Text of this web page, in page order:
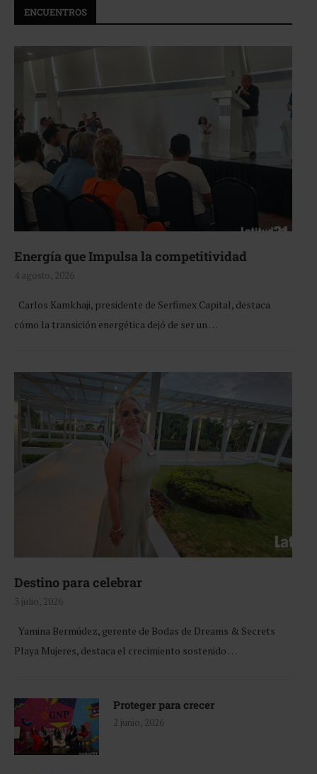
ENCUENTROS
Energía que Impulsa la competitividad
4 agosto, 2026
Carlos Kamkhaji, presidente de Serfimex Capital, destaca
cómo la transición energética dejó de ser un …
Destino para celebrar
3 julio, 2026
Yamina Bermúdez, gerente de Bodas de Dreams & Secrets
Playa Mujeres, destaca el crecimiento sostenido …
Proteger para crecer
2 junio, 2026